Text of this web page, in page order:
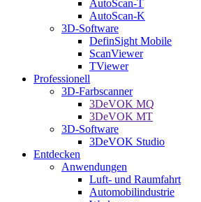
AutoScan-T
AutoScan-K
3D-Software
DefinSight Mobile
ScanViewer
TViewer
Professionell
3D-Farbscanner
3DeVOK MQ
3DeVOK MT
3D-Software
3DeVOK Studio
Entdecken
Anwendungen
Luft- und Raumfahrt
Automobilindustrie